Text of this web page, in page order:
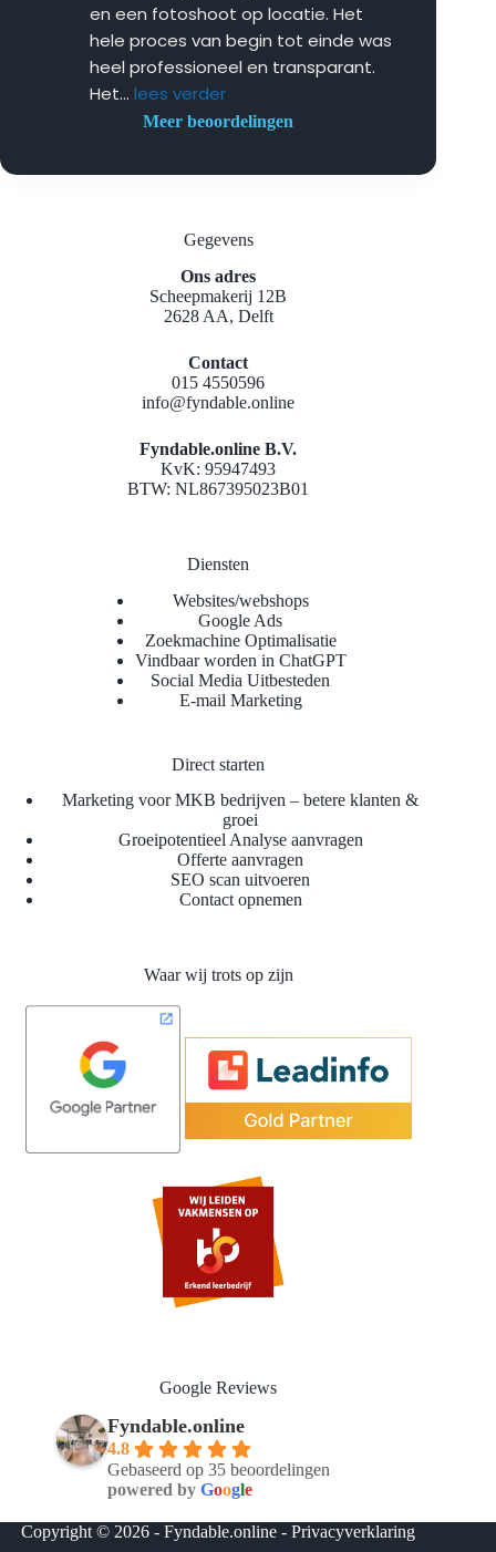
en een fotoshoot op locatie. Het
hele proces van begin tot einde was
heel professioneel en transparant.
Het... lees verder
Meer beoordelingen
Gegevens
Ons adres
Scheepmakerij 12B
2628 AA, Delft
Contact
015 4550596
info@fyndable.online
Fyndable.online B.V.
KvK: 95947493
BTW: NL867395023B01
Diensten
Websites/webshops
Google Ads
Zoekmachine Optimalisatie
Vindbaar worden in ChatGPT
Social Media Uitbesteden
E-mail Marketing
Direct starten
Marketing voor MKB bedrijven – betere klanten &
groei
Groeipotentieel Analyse aanvragen
Offerte aanvragen
SEO scan uitvoeren
Contact opnemen
Waar wij trots op zijn
Google Reviews
Fyndable.online
4.8
Gebaseerd op 35 beoordelingen
powered byGoogle
Copyright © 2026 - Fyndable.online -Privacyverklaring